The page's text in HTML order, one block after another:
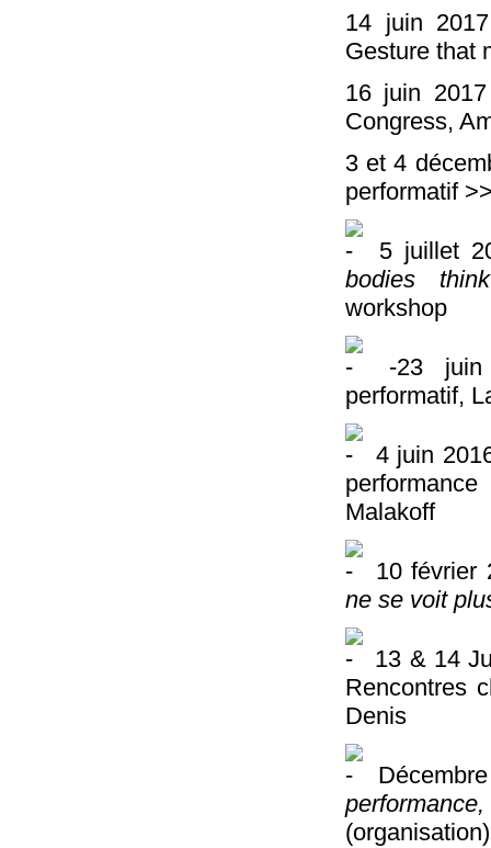
14 juin
Gesture that
16 juin
Congress,
3 et 4
performatif
5 juillet
bodies
workshop
-23
performatif,
4 juin
Malakoff
10 février
ne se voit
13 & 14
Rencontres
Denis
(organisation)